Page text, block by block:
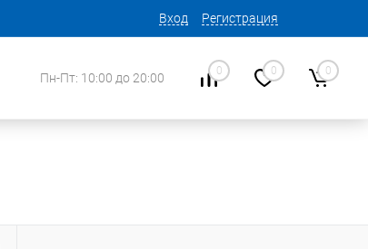
Вход Регистрация
Пн-Пт: 10:00 до 20:00 0 0 0